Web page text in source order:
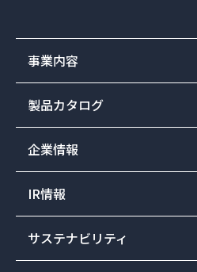
事業内容
製品カタログ
企業情報
IR情報
サステナビリティ